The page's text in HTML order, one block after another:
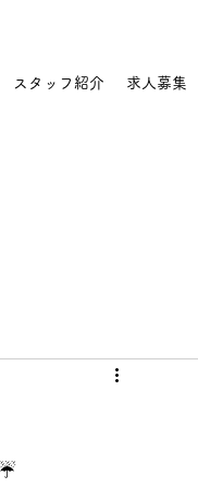
スタッフ紹介 求人募集